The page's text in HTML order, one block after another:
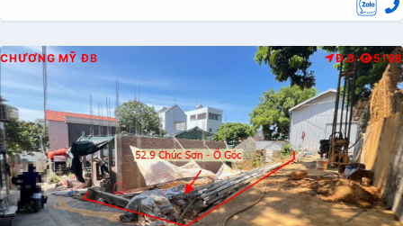
CHƯƠNG MỸ ĐB Đ.B 5198